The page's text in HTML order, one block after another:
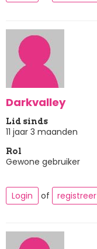
Darkvalley
Lid sinds
11 jaar 3 maanden
Rol
Gewone gebruiker
Login of registreer